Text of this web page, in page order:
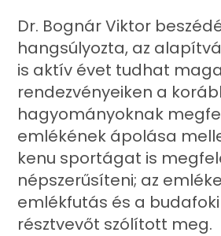
Dr. Bognár Viktor
hangsúlyozta, az
is aktív évet tudhat
rendezvényeiken a
hagyományoknak
emlékének ápolása
kenu sportágat is
népszerűsíteni; az
emlékfutás és a
résztvevőt szólított meg.